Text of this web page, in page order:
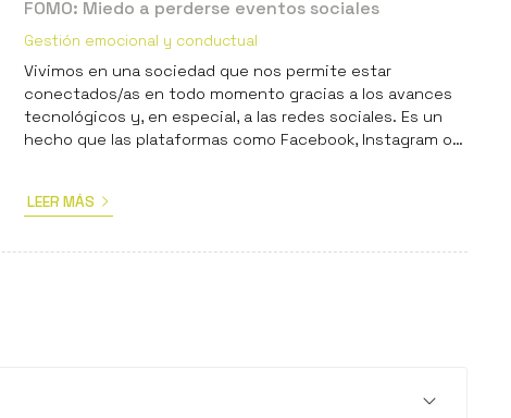
FOMO: Miedo a perderse eventos sociales
Gestión emocional y conductual
Vivimos en una sociedad que nos permite estar
conectados/as en todo momento gracias a los avances
tecnológicos y, en especial, a las redes sociales. Es un
hecho que las plataformas como Facebook, Instagram o
un sentimiento de apoyo social y de pertenencia a un
desarrollo de la autoestima durante la adolescencia. Sin
LEER MÁS